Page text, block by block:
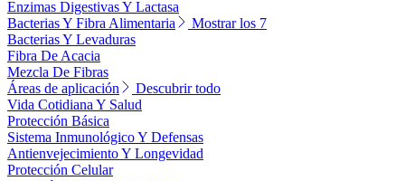
Enzimas Digestivas Y Lactasa
Bacterias Y Fibra Alimentaria
Mostrar los 7
Bacterias Y Levaduras
Fibra De Acacia
Mezcla De Fibras
Áreas de aplicación
Descubrir todo
Vida Cotidiana Y Salud
Protección Básica
Sistema Inmunológico Y Defensas
Antienvejecimiento Y Longevidad
Protección Celular